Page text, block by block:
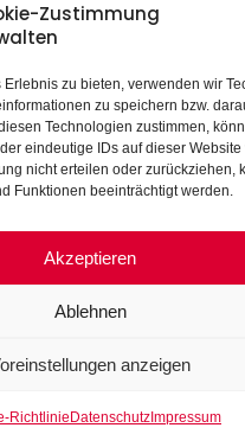
Zustimmung
zu bieten, verwenden wir
zu speichern bzw.
Technologien zustimmen,
eindeutige IDs auf dieser
nicht erteilen oder zurückziehen,
Funktionen beeinträchtigt werden.
Akzeptieren
Ablehnen
anzeigen
Richtlinie Datenschutz Impressum